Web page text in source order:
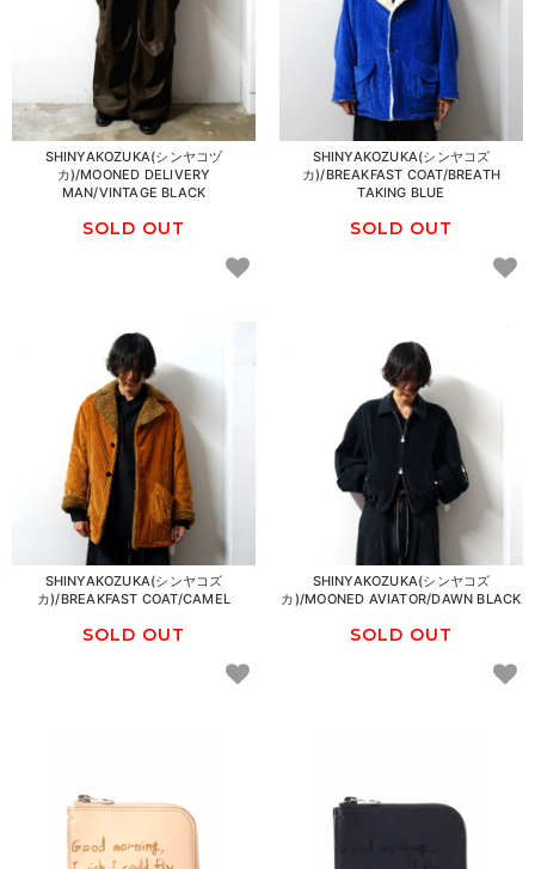
SHINYAKOZUKA(シンヤコヅ
カ)/MOONED DELIVERY
MAN/VINTAGE BLACK
SOLD OUT
SHINYAKOZUKA(シンヤコズ
カ)/BREAKFAST COAT/BREATH
TAKING BLUE
SOLD OUT
SHINYAKOZUKA(シンヤコズ
カ)/BREAKFAST COAT/CAMEL
SOLD OUT
SHINYAKOZUKA(シンヤコズ
カ)/MOONED AVIATOR/DAWN BLACK
SOLD OUT